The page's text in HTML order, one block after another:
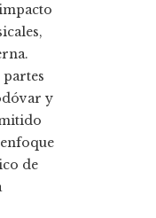
y
de